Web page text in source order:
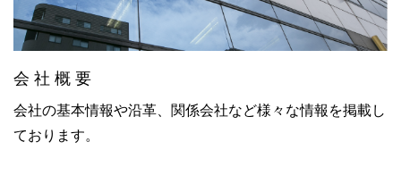
会 社 概 要
会社の基本情報や沿革、関係会社など様々な情報を掲載し
ております。